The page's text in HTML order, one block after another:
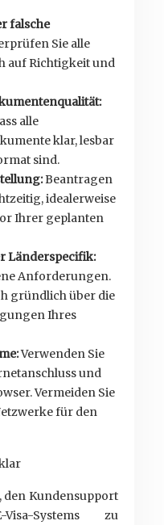
falsche
Sie alle
auf Richtigkeit und
alle
klar, lesbar
sind.
Beantragen
idealerweise
Ihrer geplanten
Länderspecifik:
Anforderungen.
gründlich über die
Ihres
Verwenden Sie
und
Vermeiden Sie
für den
den Kundensupport
Systems zu